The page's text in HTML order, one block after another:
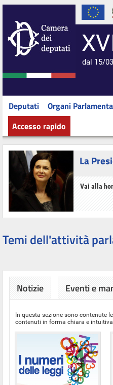
dal 15/
Deputati Organi
Accesso rapido
La
Vai alla
Temi dell'attività
Notizie Eventi e
In questa sezione sono contenute
contenuti in forma chiara e intuitiva